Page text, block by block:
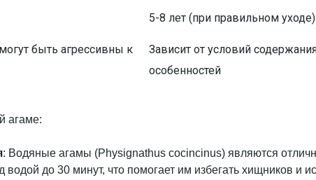
5-8 лет (при правильном уходе)
быть агрессивны к
Зависит от условий
особенностей
агаме:
: Водяные агамы (Physignathus cocincinus) являются
до 30 минут, что помогает им избегать хищников и